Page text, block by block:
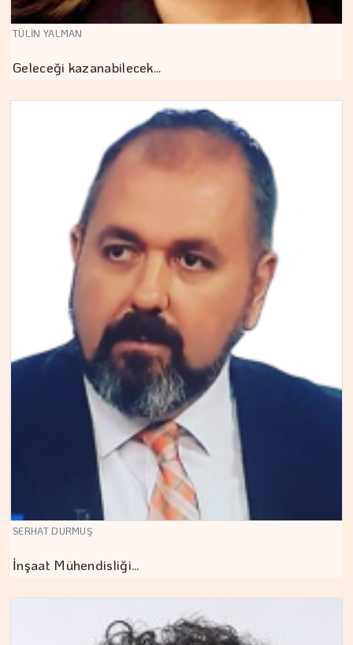
TÜLİN YALMAN
Geleceği kazanabilecek…
SERHAT DURMUŞ
İnşaat Mühendisliği…